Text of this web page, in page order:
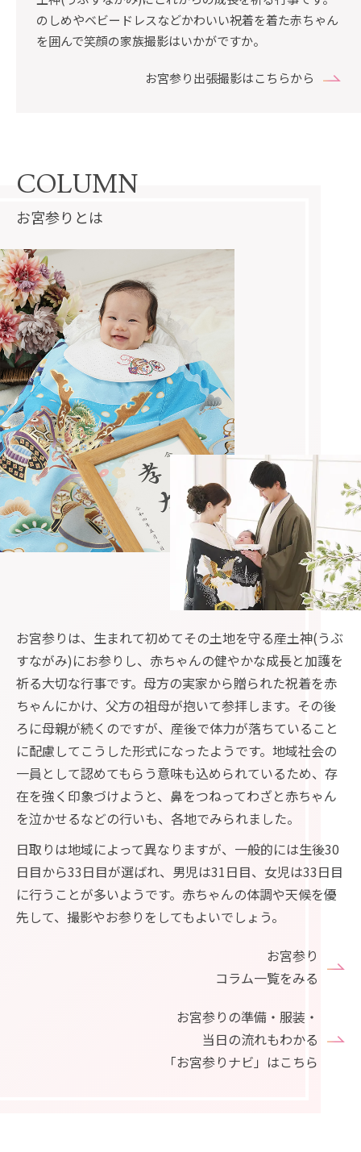
のしめやベビードレスなどかわいい祝着を着た赤ちゃん
を囲んで笑顔の家族撮影はいかがですか。
お宮参り出張撮影はこちらから
COLUMN
お宮参りとは
お宮参りは、生まれて初めてその土地を守る産土神(うぶ
すながみ)にお参りし、赤ちゃんの健やかな成長と加護を
祈る大切な行事です。母方の実家から贈られた祝着を赤
ちゃんにかけ、父方の祖母が抱いて参拝します。その後
ろに母親が続くのですが、産後で体力が落ちていること
に配慮してこうした形式になったようです。地域社会の
一員として認めてもらう意味も込められているため、存
在を強く印象づけようと、鼻をつねってわざと赤ちゃん
を泣かせるなどの行いも、各地でみられました。
日取りは地域によって異なりますが、一般的には生後30
日目から33日目が選ばれ、男児は31日目、女児は33日目
に行うことが多いようです。赤ちゃんの体調や天候を優
先して、撮影やお参りをしてもよいでしょう。
お宮参り
コラム一覧をみる
お宮参りの準備・服装・
当日の流れもわかる
「お宮参りナビ」はこちら